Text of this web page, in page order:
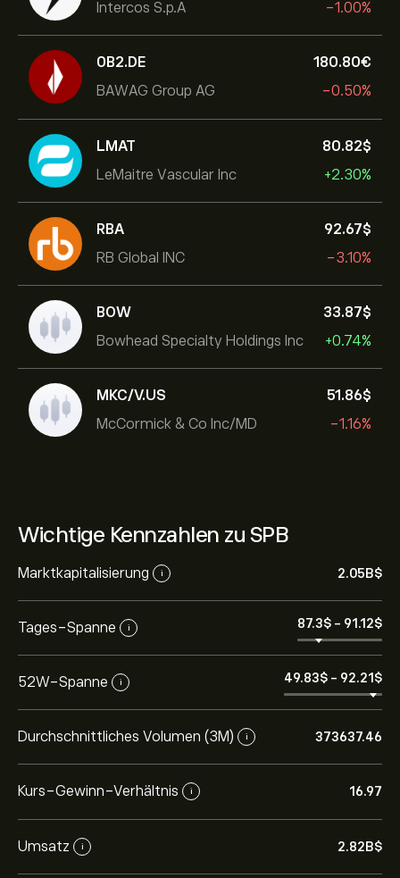
Intercos S.p.A -1.00%
0B2.DE
BAWAG Group AG
180.80‎€‎
-0.50%
LMAT
LeMaitre Vascular Inc
80.82‎$‎
+2.30%
RBA
RB Global INC
92.67‎$‎
-3.10%
BOW
Bowhead Specialty Holdings Inc
33.87‎$‎
+0.74%
MKC/V.US
McCormick & Co Inc/MD
51.86‎$‎
-1.16%
Wichtige Kennzahlen zu SPB
Marktkapitalisierung i 2.05B‎$‎
Tages-Spanne i 87.3‎$‎ - 91.12‎$‎
52W-Spanne i 49.83‎$‎ - 92.21‎$‎
Durchschnittliches Volumen (3M) i 373637.46
Kurs-Gewinn-Verhältnis i 16.97
Umsatz i 2.82B‎$‎